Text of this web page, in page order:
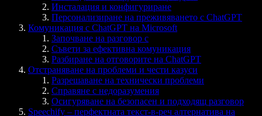
Инсталация и конфигуриране
Персонализиране на преживяването с ChatGPT
Комуникация с ChatGPT на Microsoft
Започване на разговор с
Съвети за ефективна комуникация
Разбиране на отговорите на ChatGPT
Отстраняване на проблеми и чести казуси
Разрешаване на технически проблеми
Справяне с недоразумения
Осигуряване на безопасен и подходящ разговор
Speechify – перфектната текст-в-реч алтернатива на